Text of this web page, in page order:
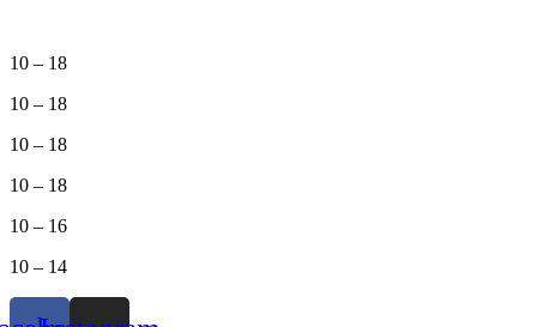
10 – 18
10 – 18
10 – 18
10 – 18
10 – 16
10 – 14